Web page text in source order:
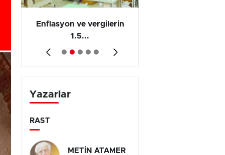
Enflasyon ve vergilerin
1.5...
Yazarlar
RAST
METİN ATAMER